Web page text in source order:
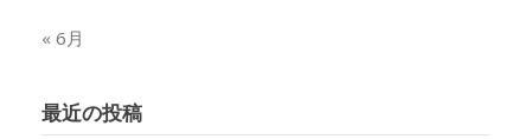
« 6月
最近の投稿